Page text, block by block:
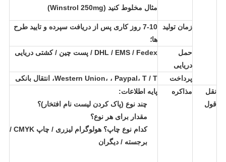
مثال مخلوط کنید (Winstrol 250mg)
زمان تولید
7-10 روز کاری پس از دریافت سپرده و تایید طرح
ها؛
حمل
دریایی
DHL / EMS / Fedex / پست چین / کشتی دریایی
پرداخت
Western Union، ، Paypal، T / T، انتقال بانکی
نقل
قول
مذاکره
پایه اطلاعات:
چند نوع (پاک کردن لیست نام افتخار)؟
مقدار برای هر نوع؟
کدام نوع چاپ؟ هولوگرام لیزری / چاپ CMYK /
برجسته / دیگران